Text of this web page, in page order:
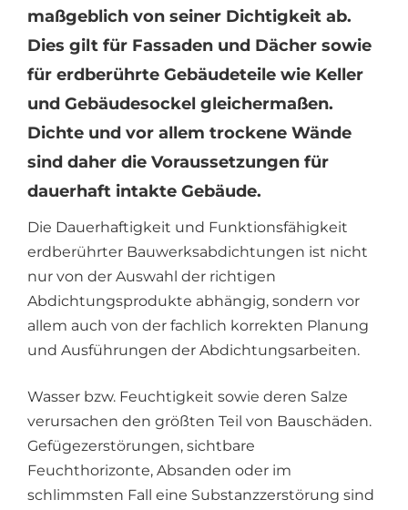
maßgeblich von seiner Dichtigkeit ab.
Dies gilt für Fassaden und Dächer sowie
für erdberührte Gebäudeteile wie Keller
und Gebäudesockel gleichermaßen.
Dichte und vor allem trockene Wände
sind daher die Voraussetzungen für
dauerhaft intakte Gebäude.
Die Dauerhaftigkeit und Funktionsfähigkeit
erdberührter Bauwerksabdichtungen ist nicht
nur von der Auswahl der richtigen
Abdichtungsprodukte abhängig, sondern vor
allem auch von der fachlich korrekten Planung
und Ausführungen der Abdichtungsarbeiten.
Wasser bzw. Feuchtigkeit sowie deren Salze
verursachen den größten Teil von Bauschäden.
Gefügezerstörungen, sichtbare
Feuchthorizonte, Absanden oder im
schlimmsten Fall eine Substanzzerstörung sind